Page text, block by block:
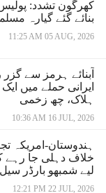
کھرگون تشدد:
بنائے گئے گیارہ
11:25 AM 05 AUG, 2026
آبنائے ہرمز سے گزر
ایرانی حملے میں
ہلاک، چھ زخمی
10:36 AM 16 JUL, 2026
ہندوستان-امریکہ
خلاف دہلی جا رہے
لیے شمبھو بارڈر سیل
12:21 PM 22 JUL, 2026